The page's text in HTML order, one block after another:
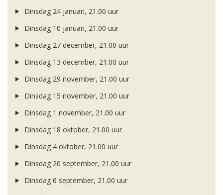
Dinsdag 24 januari, 21.00 uur
Dinsdag 10 januari, 21.00 uur
Dinsdag 27 december, 21.00 uur
Dinsdag 13 december, 21.00 uur
Dinsdag 29 november, 21.00 uur
Dinsdag 15 november, 21.00 uur
Dinsdag 1 november, 21.00 uur
Dinsdag 18 oktober, 21.00 uur
Dinsdag 4 oktober, 21.00 uur
Dinsdag 20 september, 21.00 uur
Dinsdag 6 september, 21.00 uur